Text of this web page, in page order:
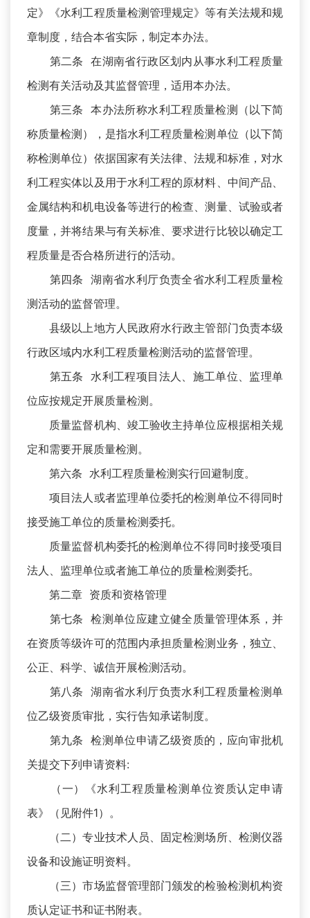
定》《水利工程质量检测管理规定》等有关法规和规
章制度，结合本省实际，制定本办法。
第二条 在湖南省行政区划内从事水利工程质量
检测有关活动及其监督管理，适用本办法。
第三条 本办法所称水利工程质量检测（以下简
称质量检测），是指水利工程质量检测单位（以下简
称检测单位）依据国家有关法律、法规和标准，对水
利工程实体以及用于水利工程的原材料、中间产品、
金属结构和机电设备等进行的检查、测量、试验或者
度量，并将结果与有关标准、要求进行比较以确定工
程质量是否合格所进行的活动。
第四条 湖南省水利厅负责全省水利工程质量检
测活动的监督管理。
县级以上地方人民政府水行政主管部门负责本级
行政区域内水利工程质量检测活动的监督管理。
第五条 水利工程项目法人、施工单位、监理单
位应按规定开展质量检测。
质量监督机构、竣工验收主持单位应根据相关规
定和需要开展质量检测。
第六条 水利工程质量检测实行回避制度。
项目法人或者监理单位委托的检测单位不得同时
接受施工单位的质量检测委托。
质量监督机构委托的检测单位不得同时接受项目
法人、监理单位或者施工单位的质量检测委托。
第二章 资质和资格管理
第七条 检测单位应建立健全质量管理体系，并
在资质等级许可的范围内承担质量检测业务，独立、
公正、科学、诚信开展检测活动。
第八条 湖南省水利厅负责水利工程质量检测单
位乙级资质审批，实行告知承诺制度。
第九条 检测单位申请乙级资质的，应向审批机
关提交下列申请资料:
（一）《水利工程质量检测单位资质认定申请
表》（见附件1）。
（二）专业技术人员、固定检测场所、检测仪器
设备和设施证明资料。
（三）市场监督管理部门颁发的检验检测机构资
质认定证书和证书附表。